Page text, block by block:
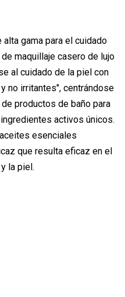
alta gama para el cuidado
maquillaje casero de lujo
al cuidado de la piel con
no irritantes", centrándose
productos de baño para
activos únicos.
esenciales
que resulta eficaz en el
la piel.